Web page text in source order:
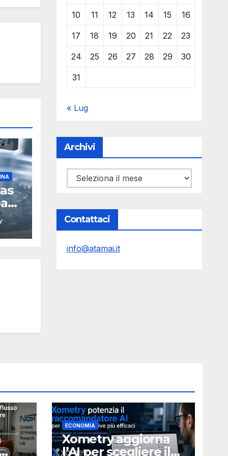
10 11 12 13 14 15 16
17 18 19 20 21 22 23
24 25 26 27 28 29 30
31
« Lug
Archivi
Archivi
Contattaci
info@atamai.it
ECONOMIA
Xometry aggiorna
l’AI per scegliere il